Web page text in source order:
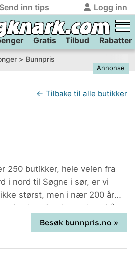
Send inn tips Logg inn
tilbake
helt gratispå
tilbake
premierer de beste tipsene med
kan du oppgi
Gratis Tilbud Rabatter
Bunnpris
Annonse
← Tilbake til alle butikker
250 butikker, hele veien fra
i nord til Søgne i sør, er vi
størst, men i nær 200 år
i vekst. Og det tenker vi å
Besøk bunnpris.no »